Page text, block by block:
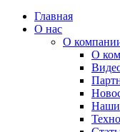
Главная
О нас
О
О
Наши